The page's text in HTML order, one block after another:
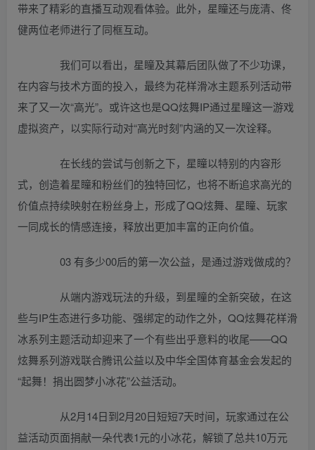
带来了精彩的直播互动观看体验。此外，星瞳还与庞清、佟
健两位老师进行了同框互动。
我们可以看出，星瞳及其幕后团队做了不少功课，
在内容与技术方面的投入，最终为花样滑冰主题系列活动带
来了又一次“高光”。或许这也是QQ炫舞IP通过星瞳这一游戏
虚拟资产，以实际行动对“高光时刻”内涵的又一次诠释。
在长线的尝试与创新之下，星瞳以特别的内容形
式，创造着星瞳和粉丝们的独特回忆，也将不断追求高光的
价值点持续映射在粉丝身上，形成了QQ炫舞、星瞳、玩家
一同成长的情感连接，释放出更加丰富的正向价值。
03 有多少00后的第一次公益，是通过游戏做成的？
从端内游戏玩法的升级，到星瞳的全新突破，在这
些与IP生态进行多功能、强绑定的动作之外，QQ炫舞花样滑
冰系列主题活动却迎来了一个有些出乎意料的收尾——QQ
炫舞系列游戏联合腾讯公益以及中华全国体育基金会发起的
“起舞！捐出圆梦小冰花”公益活动。
从2月14日到2月20日短短7天时间，玩家通过在公
益活动页面捐献一朵代表1元的小冰花，解锁了总共10万元